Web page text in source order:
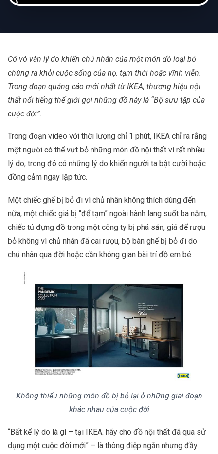
Có vô vàn lý do khiến chủ nhân của một món đồ loại bỏ
chúng ra khỏi cuộc sống của họ, tạm thời hoặc vĩnh viễn.
Trong đoạn quảng cáo mới nhất từ IKEA, thương hiệu nội
thất nổi tiếng thế giới gọi những đồ này là “Bộ sưu tập của
cuộc đời”.
Trong đoạn video với thời lượng chỉ 1 phút, IKEA chỉ ra rằng
một người có thể vứt bỏ những món đồ nội thất vì rất nhiều
lý do, trong đó có những lý do khiến người ta bật cười hoặc
đồng cảm ngay lập tức.
Một chiếc ghế bị bỏ đi vì chủ nhân không thích dùng đến
nữa, một chiếc giá bị “để tạm” ngoài hành lang suốt ba năm,
chiếc tủ đựng đồ trong một công ty bị phá sản, giá để rượu
bỏ không vì chủ nhân đã cai rượu, bộ bàn ghế bị bỏ đi do
chủ nhân qua đời hoặc cần không gian bài trí đồ em bé.
Không thiếu những món đồ bị bỏ lại ở những giai đoạn
khác nhau của cuộc đời
“Bất kể lý do là gì – tại IKEA, hãy cho đồ nội thất đã qua sử
dụng một cuộc đời mới” – là thông điệp ngắn nhưng đầy